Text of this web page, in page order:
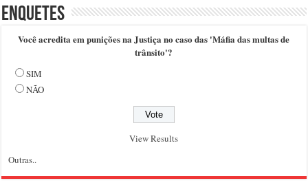
Enquetes
Você acredita em punições na Justiça no caso das 'Máfia das multas de
trânsito'?
SIM
NÃO
View Results
Outras..